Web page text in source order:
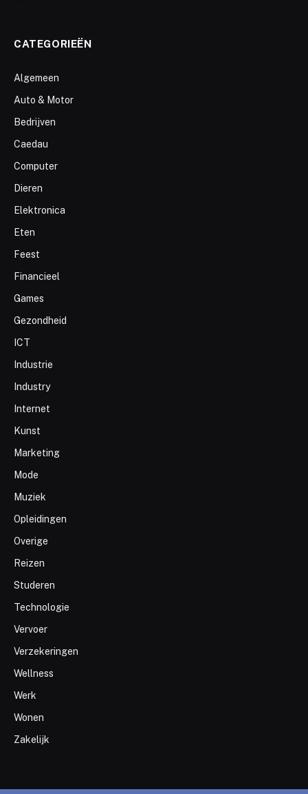
CATEGORIEËN
Algemeen
Auto & Motor
Bedrijven
Caedau
Computer
Dieren
Elektronica
Eten
Feest
Financieel
Games
Gezondheid
ICT
Industrie
Industry
Internet
Kunst
Marketing
Mode
Muziek
Opleidingen
Overige
Reizen
Studeren
Technologie
Vervoer
Verzekeringen
Wellness
Werk
Wonen
Zakelijk